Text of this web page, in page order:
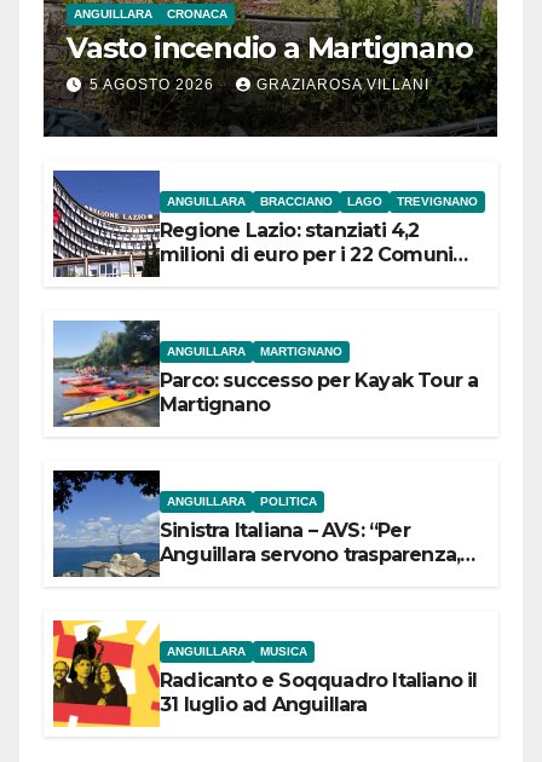
ANGUILLARA CRONACA
Vasto incendio a Martignano
5 AGOSTO 2026 GRAZIAROSA VILLANI
ANGUILLARA BRACCIANO LAGO TREVIGNANO
Regione Lazio: stanziati 4,2
milioni di euro per i 22 Comuni
ANGUILLARA MARTIGNANO
Parco: successo per Kayak Tour a
Martignano
ANGUILLARA POLITICA
Sinistra Italiana – AVS: “Per
Anguillara servono trasparenza,
ANGUILLARA MUSICA
Radicanto e Soqquadro Italiano il
31 luglio ad Anguillara